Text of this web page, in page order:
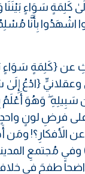
كَلِمَةٍ سَوَاءٍ بَيْنَنَا
اشْهَدُوا بِأَنَّا
عن {كَلِمَةٍ سَوَاءٍ
وعقلانيٍّ {ادْعُ
وَهُوَ أَعْلَمُ
فرضِ لونٍ
الأَفكارِ؟!
مُجتمعِ المدينةِ
طفحَ في